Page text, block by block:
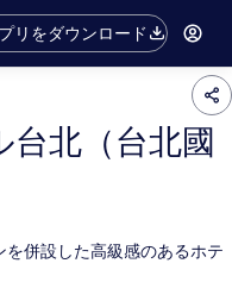
リをダウンロード
北（台北國
を併設した高級感のあるホテ